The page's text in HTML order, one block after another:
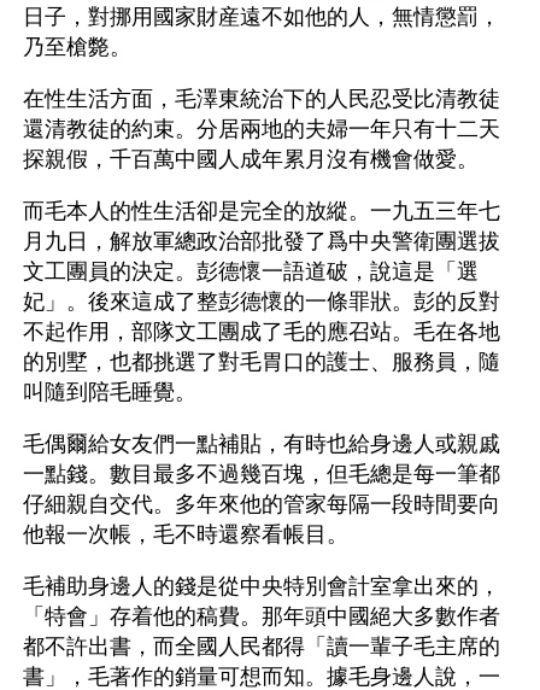
日子，對挪用國家財産遠不如他的人，無情懲罰，
乃至槍斃。
在性生活方面，毛澤東統治下的人民忍受比清教徒
還清教徒的約束。分居兩地的夫婦一年只有十二天
探親假，千百萬中國人成年累月沒有機會做愛。
而毛本人的性生活卻是完全的放縱。一九五三年七
月九日，解放軍總政治部批發了爲中央警衛團選拔
文工團員的決定。彭德懷一語道破，說這是「選
妃」。後來這成了整彭德懷的一條罪狀。彭的反對
不起作用，部隊文工團成了毛的應召站。毛在各地
的別墅，也都挑選了對毛胃口的護士、服務員，隨
叫隨到陪毛睡覺。
毛偶爾給女友們一點補貼，有時也給身邊人或親戚
一點錢。數目最多不過幾百塊，但毛總是每一筆都
仔細親自交代。多年來他的管家每隔一段時間要向
他報一次帳，毛不時還察看帳目。
毛補助身邊人的錢是從中央特別會計室拿出來的，
「特會」存着他的稿費。那年頭中國絕大多數作者
都不許出書，而全國人民都得「讀一輩子毛主席的
書」，毛著作的銷量可想而知。據毛身邊人說，一